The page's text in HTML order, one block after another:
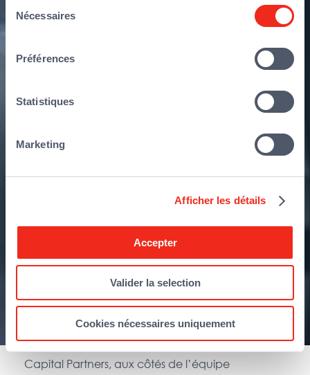
ou qu'ils ont collectées lors de votre utilisation de leurs
Nécessaires
Préférences
Statistiques
Marketing
Afficher les détails
Accepter
Valider la selection
Cookies nécessaires uniquement
Paris, le 16 janvier 2023– Qualium Investissement
acquiert une participation majoritaire au capital
de REALEASE Capital auprès de Weinberg
Capital Partners, aux côtés de l’équipe